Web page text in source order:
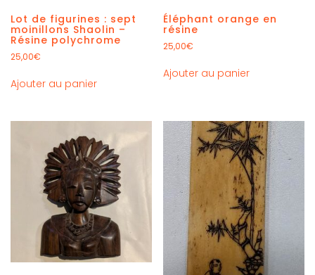
Lot de figurines : sept
moinillons Shaolin –
Résine polychrome
25,00€
Ajouter au panier
Éléphant orange en
résine
25,00€
Ajouter au panier